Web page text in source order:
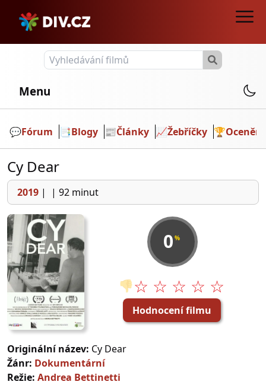
Menu
💬️Fórum 📑Blogy 📰Články 📈Žebříčky 🏆Ocenění
Cy Dear
2019 | | 92 minut
0 %
👎☆ ☆ ☆ ☆ ☆
Hodnocení filmu
Originální název: Cy Dear
Žánr: Dokumentární
Režie: Andrea Bettinetti